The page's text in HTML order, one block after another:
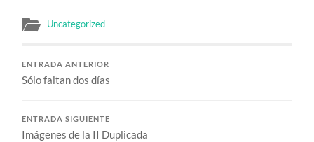
Uncategorized
ENTRADA ANTERIOR
Sólo faltan dos días
ENTRADA SIGUIENTE
Imágenes de la II Duplicada